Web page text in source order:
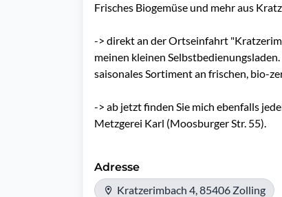
Frisches Biogemüse und mehr aus
-> direkt an der Ortseinfahrt
meinen kleinen
saisonales Sortiment an frischen, bio-
-> ab jetzt finden Sie mich ebenfalls
Metzgerei Karl (Moosburger Str. 55).
Adresse
Kratzerimbach 4, 85406 Zolling